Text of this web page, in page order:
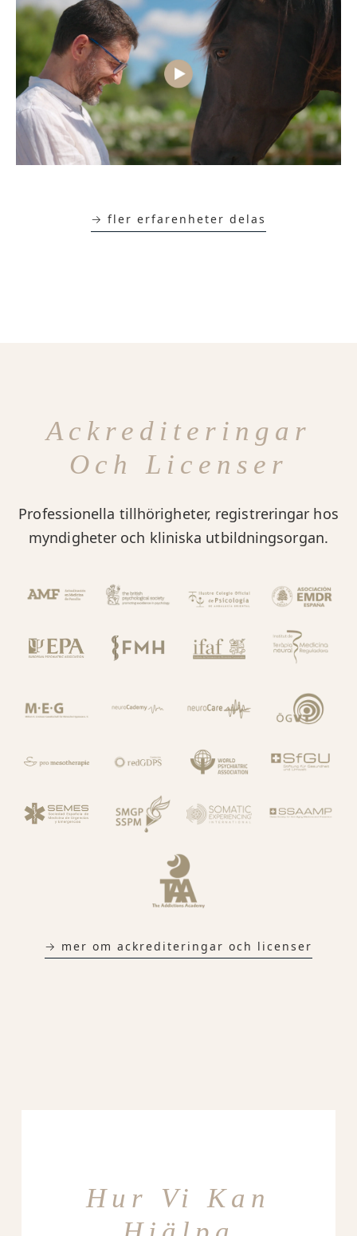
→ fler erfarenheter delas
Ackrediteringar
Och Licenser
Professionella tillhörigheter, registreringar hos
myndigheter och kliniska utbildningsorgan.
→ mer om ackrediteringar och licenser
Hur Vi Kan